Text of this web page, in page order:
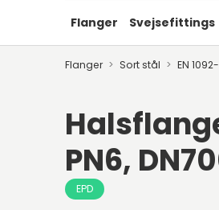
Flanger Svejsefittings
Flanger Sort stål EN 1092-
PN6,
EPD